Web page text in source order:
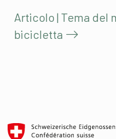
Articolo | Tema del
bicicletta